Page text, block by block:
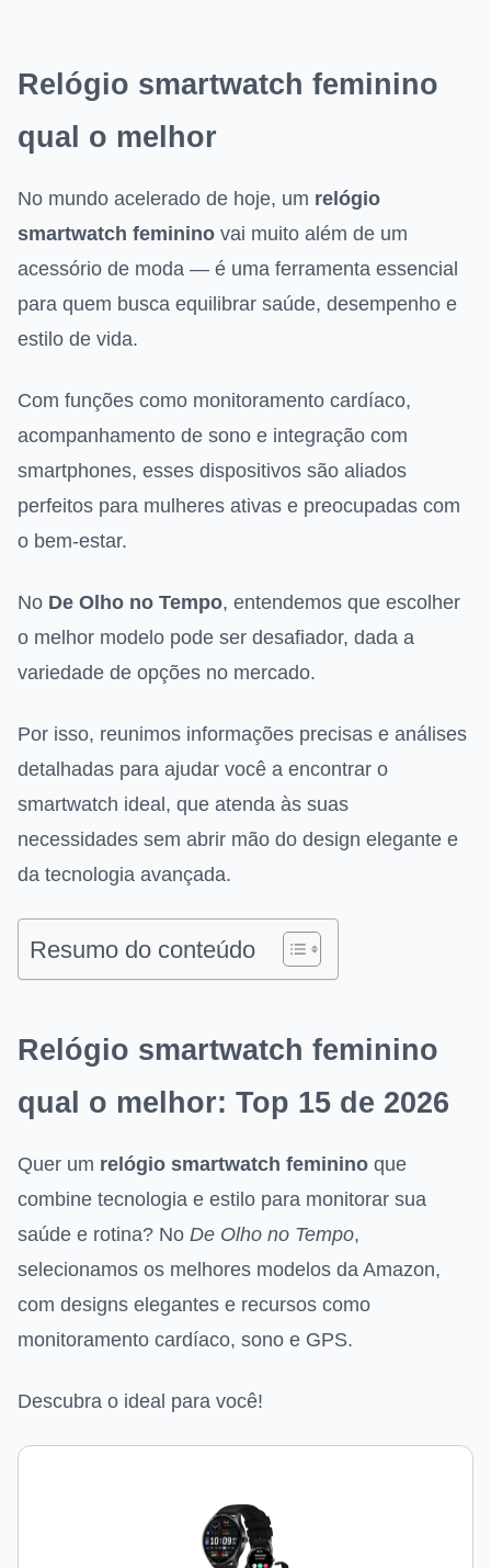
Relógio smartwatch feminino
qual o melhor
No mundo acelerado de hoje, um relógio
smartwatch feminino vai muito além de um
acessório de moda — é uma ferramenta essencial
para quem busca equilibrar saúde, desempenho e
estilo de vida.
Com funções como monitoramento cardíaco,
acompanhamento de sono e integração com
smartphones, esses dispositivos são aliados
perfeitos para mulheres ativas e preocupadas com
o bem-estar.
No De Olho no Tempo, entendemos que escolher
o melhor modelo pode ser desafiador, dada a
variedade de opções no mercado.
Por isso, reunimos informações precisas e análises
detalhadas para ajudar você a encontrar o
smartwatch ideal, que atenda às suas
necessidades sem abrir mão do design elegante e
da tecnologia avançada.
Resumo do conteúdo
Relógio smartwatch feminino
qual o melhor: Top 15 de 2026
Quer um relógio smartwatch feminino que
combine tecnologia e estilo para monitorar sua
saúde e rotina? No De Olho no Tempo,
selecionamos os melhores modelos da Amazon,
com designs elegantes e recursos como
monitoramento cardíaco, sono e GPS.
Descubra o ideal para você!